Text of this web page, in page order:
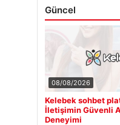
Güncel
08/08/2026
Kelebek sohbet
İletişimin Güvenli
Deneyimi